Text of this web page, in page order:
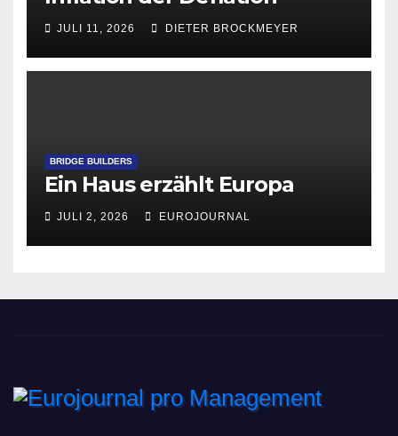
JULI 11, 2026 DIETER BROCKMEYER
BRIDGE BUILDERS
Ein Haus erzählt Europa
JULI 2, 2026 EUROJOURNAL